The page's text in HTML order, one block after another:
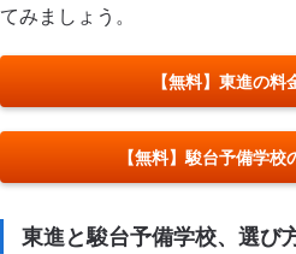
てみましょう。
【無料】東進の
【無料】駿台予備学
東進と駿台予備学校、選び